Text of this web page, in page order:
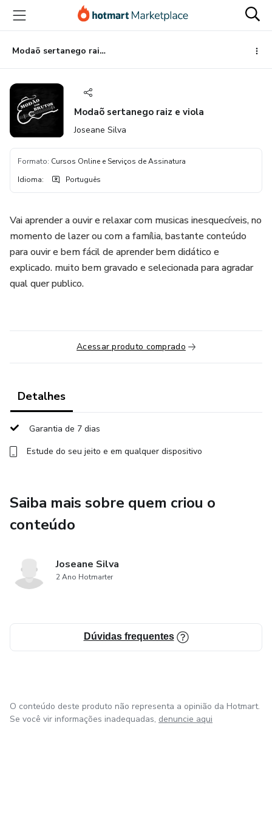
para
conteúdo
principal
para
pagamento
para
rodapé
Modaõ sertanego raiz e viola
Modaõ sertanego raiz e viola
Joseane Silva
Formato: Cursos Online e Serviços de Assinatura
Idioma: Português
Vai aprender a ouvir e relaxar com musicas inesquecíveis, no
momento de lazer ou com a família, bastante conteúdo
para ouvir e bem fácil de aprender bem didático e
explicado. muito bem gravado e selecionada para agradar
qual quer publico.
Acessar produto comprado
Detalhes
Garantia de 7 dias
Estude do seu jeito e em qualquer dispositivo
Saiba mais sobre quem criou o
conteúdo
Joseane Silva
2 Ano Hotmarter
Dúvidas frequentes
O conteúdo deste produto não representa a opinião da Hotmart.
Se você vir informações inadequadas, denuncie aqui